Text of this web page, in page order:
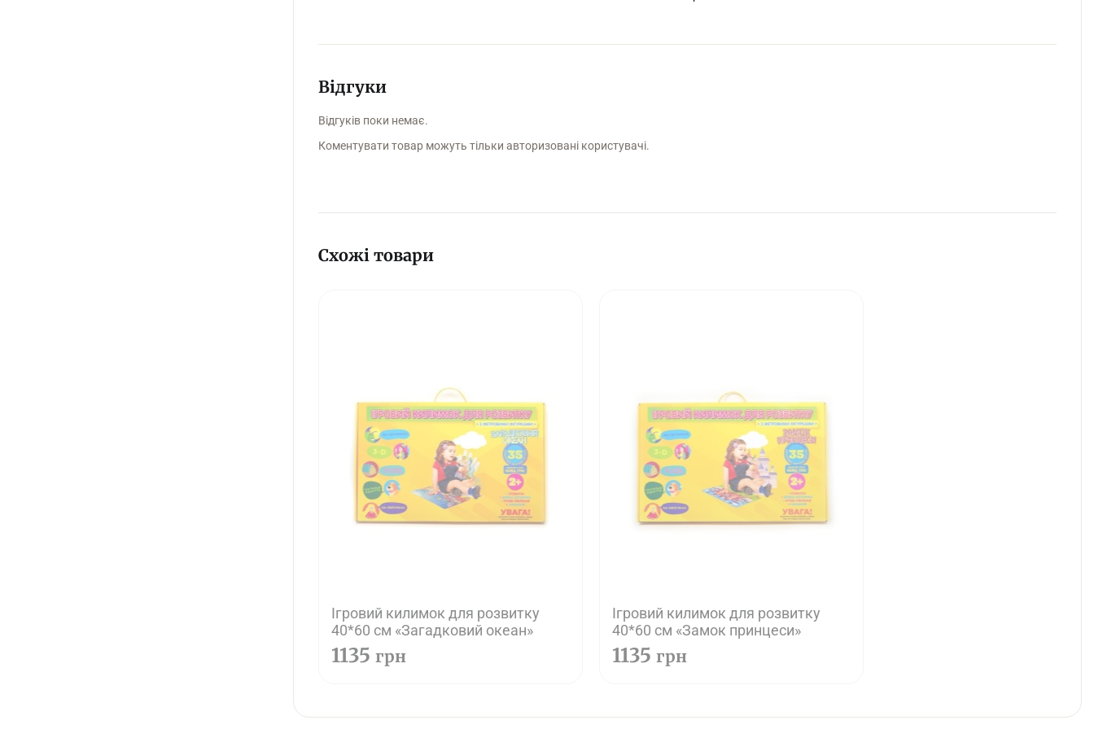
Відгуки
Відгуків поки немає.
Коментувати товар можуть тільки авторизовані користувачі.
Схожі товари
Ігровий килимок для розвитку
40*60 см «Загадковий океан»
1135 грн
Ігровий килимок для розвитку
40*60 см «Замок принцеси»
1135 грн